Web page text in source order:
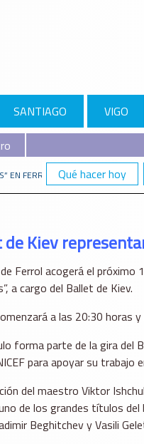
SANTIAGO VIGO
Qué hacer hoy
EN FERROL
Kiev
Ferrol acogerá el próximo
a cargo del Ballet de Kiev.
a las 20:30 horas
forma parte de la gira del
para apoyar su trabajo
del maestro Viktor
de los grandes títulos
Beghitchev y Vasili